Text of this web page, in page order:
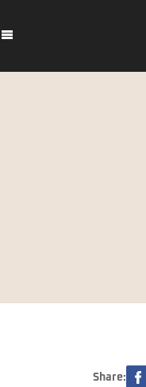
Share: